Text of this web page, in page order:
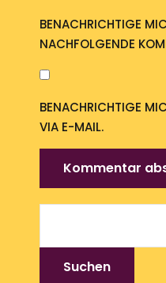
BENACHRICHTIGE
NACHFOLGENDE
BENACHRICHTIGE
VIA E-MAIL.